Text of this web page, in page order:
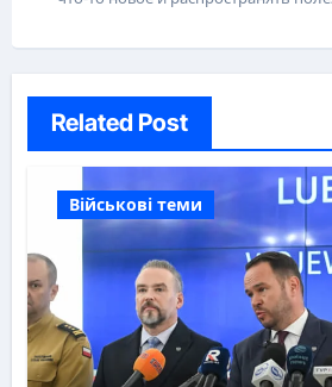
Related Post
Військові теми